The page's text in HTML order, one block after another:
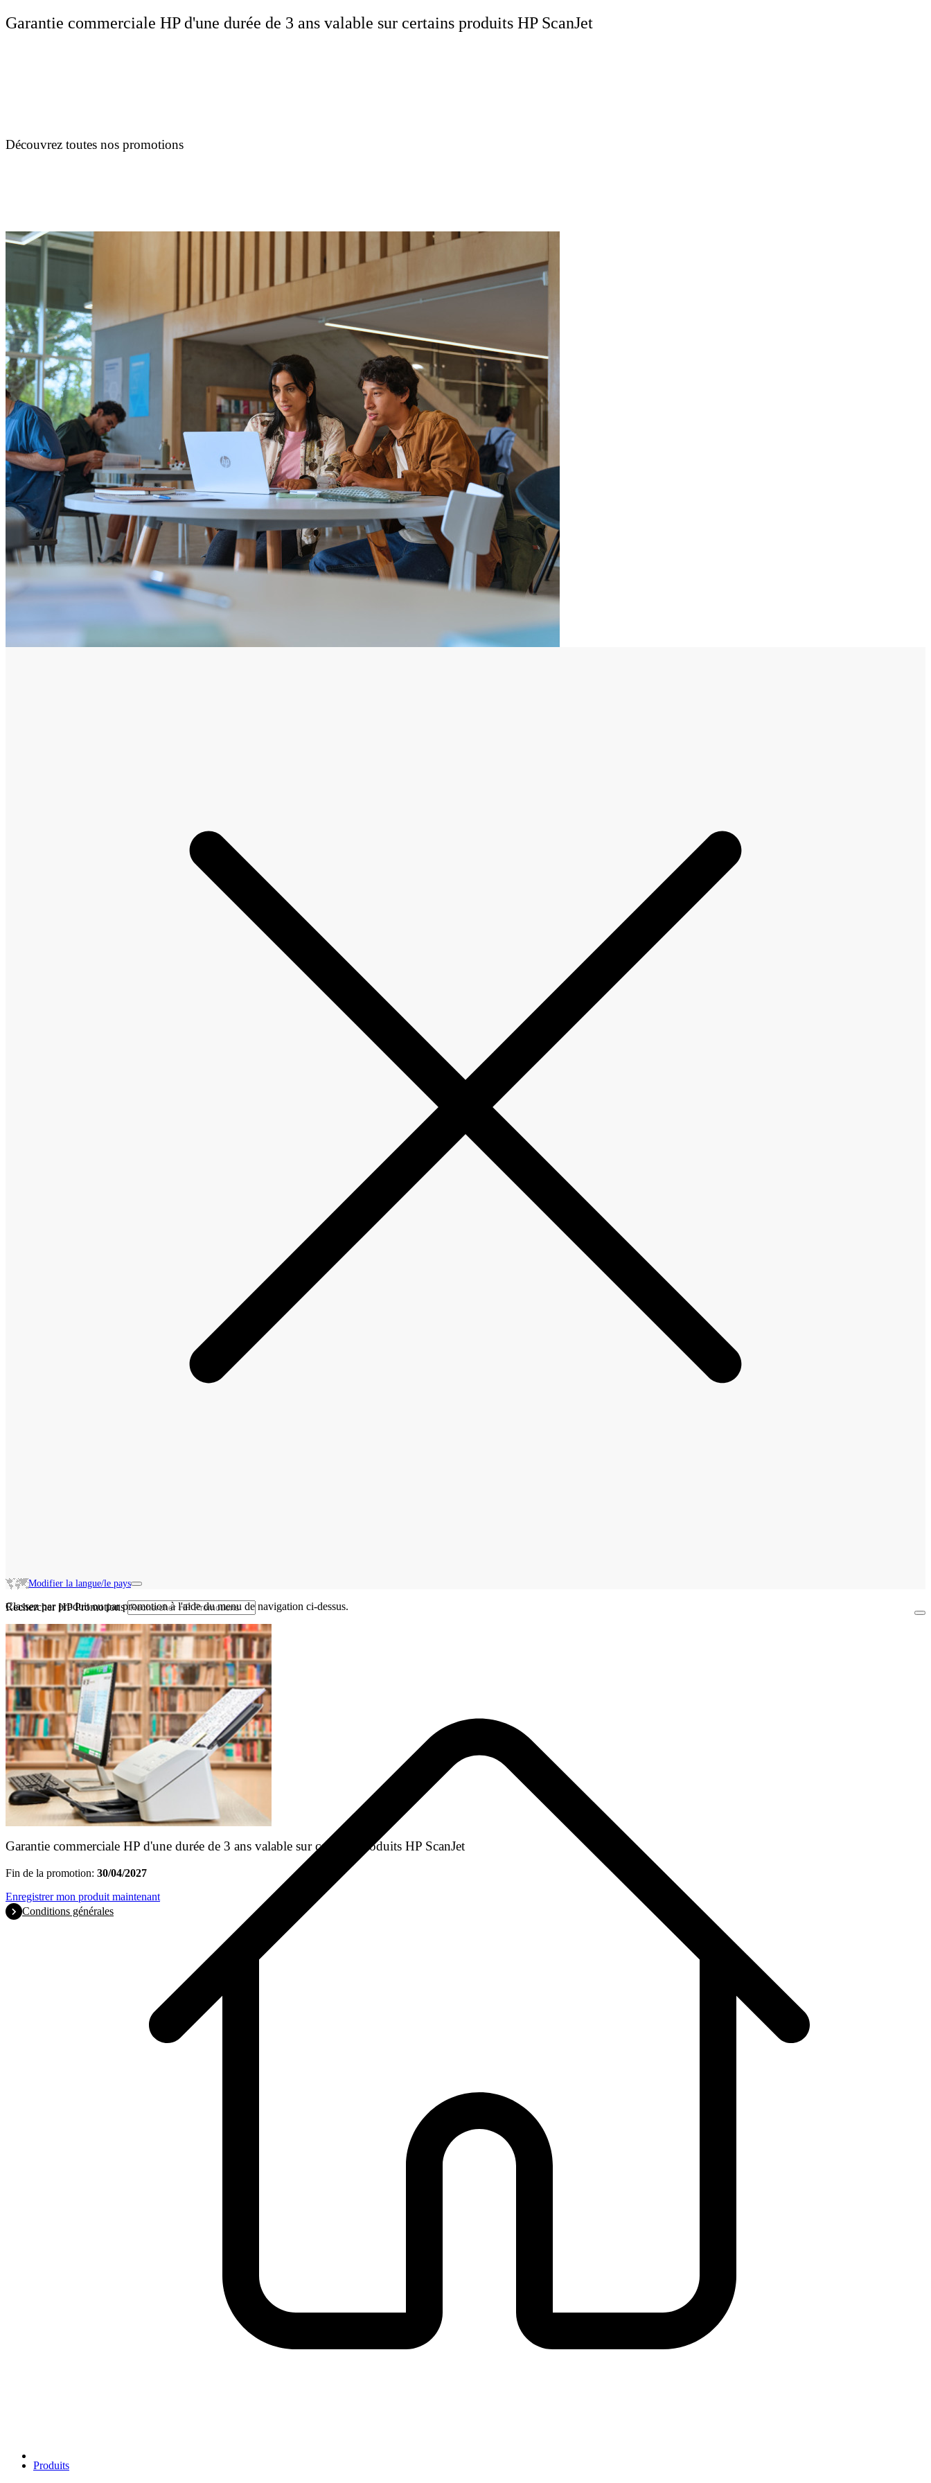
Garantie commerciale HP d'une durée de 3 ans valable sur certains produits HP ScanJet
Découvrez toutes nos promotions
Produits
Modifier la langue/le pays
Rechercher HP Promotions
Classez par produit ou par promotion à l'aide du menu de navigation ci-dessus.
Garantie commerciale HP d'une durée de 3 ans valable sur certains produits HP ScanJet
Fin de la promotion: 30/04/2027
Enregistrer mon produit maintenant
Conditions générales